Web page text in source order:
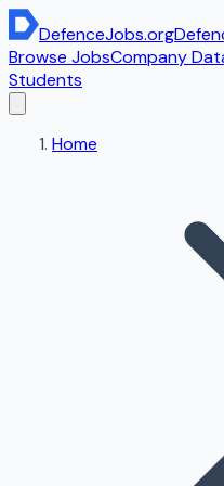
DefenceJobs.org
Browse JobsCompany
Students
Home